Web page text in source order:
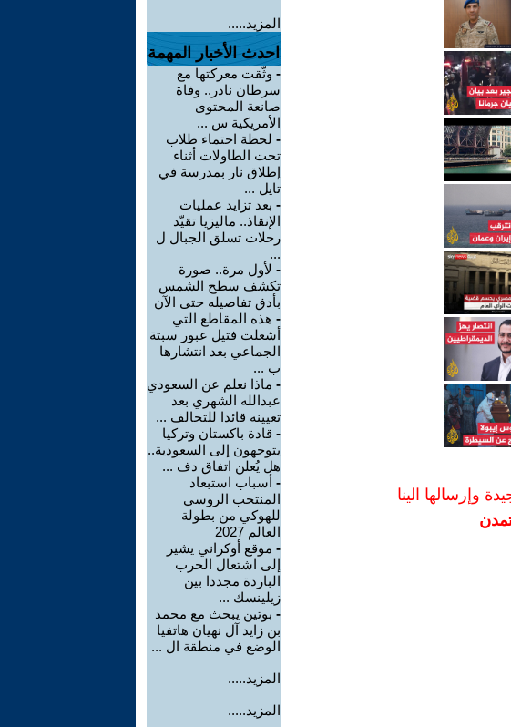
وإرسالها الينا
المزيد.....
احدث الأخبار المهمة
- وثّقت معركتها مع
سرطان نادر.. وفاة
صانعة المحتوى
الأمريكية س ...
- لحظة احتماء طلاب
تحت الطاولات أثناء
إطلاق نار بمدرسة في
تايل ...
- بعد تزايد عمليات
الإنقاذ.. ماليزيا تقيّد
رحلات تسلق الجبال ل
...
- لأول مرة.. صورة
تكشف سطح الشمس
بأدق تفاصيله حتى الآن
- هذه المقاطع التي
أشعلت فتيل عبور سبتة
الجماعي بعد انتشارها
ب ...
- ماذا نعلم عن السعودي
عبدالله الشهري بعد
تعيينه قائدا للتحالف ...
- قادة باكستان وتركيا
يتوجهون إلى السعودية..
هل يُعلن اتفاق دف ...
- أسباب استبعاد
المنتخب الروسي
للهوكي من بطولة
العالم 2027
- موقع أوكراني يشير
إلى اشتعال الحرب
الباردة مجددا بين
زيلينسك ...
- بوتين يبحث مع محمد
بن زايد آل نهيان هاتفيا
الوضع في منطقة ال ...
المزيد.....
المزيد.....